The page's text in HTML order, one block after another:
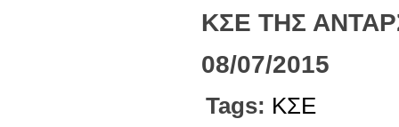
ΚΣΕ ΤΗΣ
08/07/2015
Tags: ΚΣΕ